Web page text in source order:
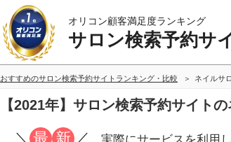
オリコン顧客満足度ランキング
サロン検索予約サ
おすすめのサロン検索予約サイトランキング・比較 ネイルサ
【2021年】サロン検索予約サイト
／ 最 新 ／